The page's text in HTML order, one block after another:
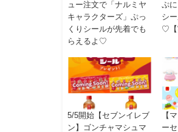
ュー注文で「ナルミヤ
キャラクターズ」ぷっ
くりシールが先着でも
らえるよ♡
ぷ
シ
♡【
5/5開始【セブンイレブ
ン】ゴンチャマシュマ
【
ー